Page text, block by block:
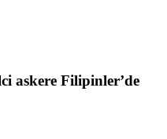
askere Filipinler’de